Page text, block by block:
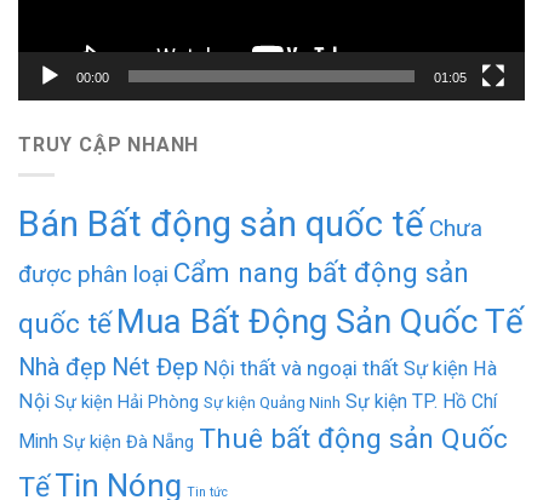
00:00 01:05
TRUY CẬP NHANH
Bán Bất động sản quốc tế Chưa
được phân loại Cẩm nang bất động sản
quốc tế Mua Bất Động Sản Quốc Tế
Nhà đẹp Nét Đẹp Nội thất và ngoại thất Sự kiện Hà
Nội Sự kiện Hải Phòng Sự kiện Quảng Ninh Sự kiện TP. Hồ Chí
Minh Sự kiện Đà Nẵng Thuê bất động sản Quốc
TếTin Nóng Tin tức